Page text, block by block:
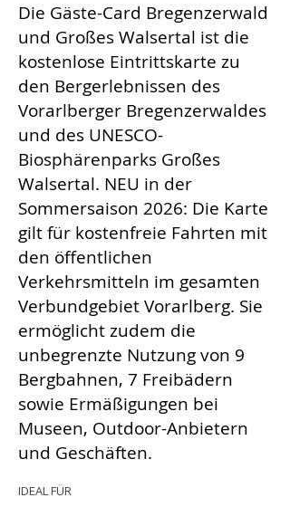
Die Gäste-Card Bregenzerwald
und Großes Walsertal ist die
kostenlose Eintrittskarte zu
den Bergerlebnissen des
Vorarlberger Bregenzerwaldes
und des UNESCO-
Biosphärenparks Großes
Walsertal. NEU in der
Sommersaison 2026: Die Karte
gilt für kostenfreie Fahrten mit
den öffentlichen
Verkehrsmitteln im gesamten
Verbundgebiet Vorarlberg. Sie
ermöglicht zudem die
unbegrenzte Nutzung von 9
Bergbahnen, 7 Freibädern
sowie Ermäßigungen bei
Museen, Outdoor-Anbietern
und Geschäften.
IDEAL FÜR